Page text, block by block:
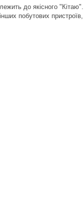
до якісного
побутових